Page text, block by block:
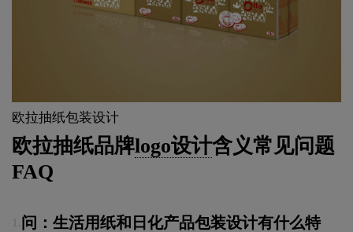
欧拉抽纸包装设计
欧拉抽纸品牌logo设计含义常见问题
FAQ
问：生活用纸和日化产品包装设计有什么特